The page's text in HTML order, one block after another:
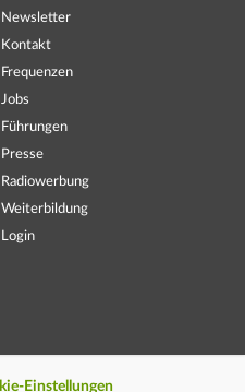
Newsletter
Kontakt
Frequenzen
Jobs
Führungen
Presse
Radiowerbung
Weiterbildung
Login
Einstellungen